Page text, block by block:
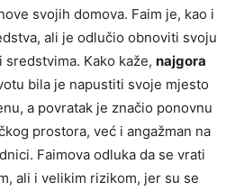
svojih domova. Faim je, kao i
ali je odlučio obnoviti svoju
Kako kaže, najgora
bila je napustiti svoje mjesto
a povratak je značio ponovnu
prostora, već i angažman na
Faimova odluka da se vrati
ali i velikim rizikom, jer su se